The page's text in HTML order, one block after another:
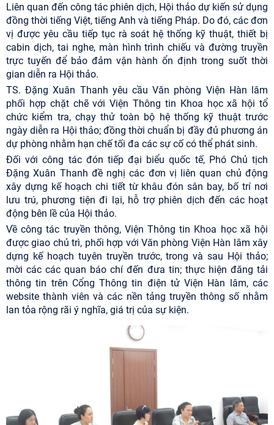
Liên quan đến công tác phiên dịch, Hội thảo dự kiến sử dụng
đồng thời tiếng Việt, tiếng Anh và tiếng Pháp. Do đó, các đơn
vị được yêu cầu tiếp tục rà soát hệ thống kỹ thuật, thiết bị
cabin dịch, tai nghe, màn hình trình chiếu và đường truyền
trực tuyến để bảo đảm vận hành ổn định trong suốt thời
gian diễn ra Hội thảo.
TS. Đặng Xuân Thanh yêu cầu Văn phòng Viện Hàn lâm
phối hợp chặt chẽ với Viện Thông tin Khoa học xã hội tổ
chức kiểm tra, chạy thử toàn bộ hệ thống kỹ thuật trước
ngày diễn ra Hội thảo; đồng thời chuẩn bị đầy đủ phương án
dự phòng nhằm hạn chế tối đa các sự cố có thể phát sinh.
Đối với công tác đón tiếp đại biểu quốc tế, Phó Chủ tịch
Đặng Xuân Thanh đề nghị các đơn vị liên quan chủ động
xây dựng kế hoạch chi tiết từ khâu đón sân bay, bố trí nơi
lưu trú, phương tiện đi lại, hỗ trợ phiên dịch đến các hoạt
động bên lề của Hội thảo.
Về công tác truyền thông, Viện Thông tin Khoa học xã hội
được giao chủ trì, phối hợp với Văn phòng Viện Hàn lâm xây
dựng kế hoạch tuyên truyền trước, trong và sau Hội thảo;
mời các các quan báo chí đến đưa tin; thực hiện đăng tải
thông tin trên Cổng Thông tin điện tử Viện Hàn lâm, các
website thành viên và các nền tảng truyền thông số nhằm
lan tỏa rộng rãi ý nghĩa, giá trị của sự kiện.